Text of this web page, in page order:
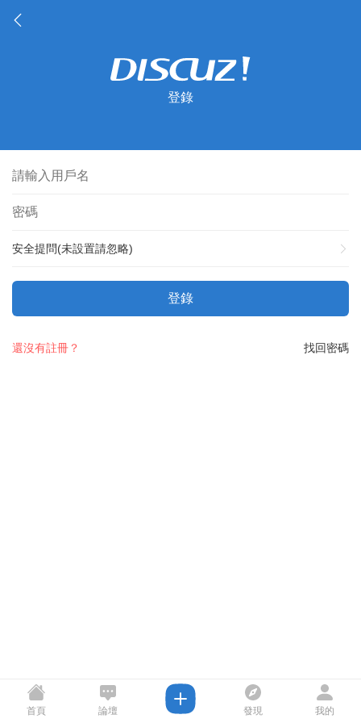
登錄
安全提問(未設置請忽略)
登錄
找回密碼
還沒有註冊？
首頁 論壇 發現 我的